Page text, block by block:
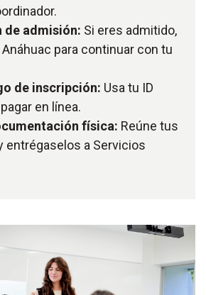
de admisión: Si eres admitido,
para continuar con tu
de inscripción: Usa tu ID
en línea.
física: Reúne tus
entrégaselos a Servicios